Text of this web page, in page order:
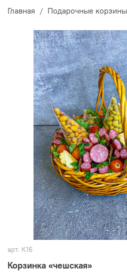
Главная Подарочные корзины
арт. К16
Корзинка «чешская»